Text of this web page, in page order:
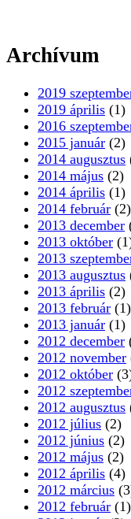
Archívum
2019
2019 április (1)
2016
2015 január (2)
2014 augusztus
2014 május (2)
2014 április (1)
2014 február (2)
2013 december
2013 október
2013
2013 augusztus
2013 április (2)
2013 február (1)
2013 január (1)
2012 december
2012 november
2012 október
2012
2012 augusztus
2012 július (2)
2012 június (2)
2012 május (2)
2012 április (4)
2012 március
2012 február (1)